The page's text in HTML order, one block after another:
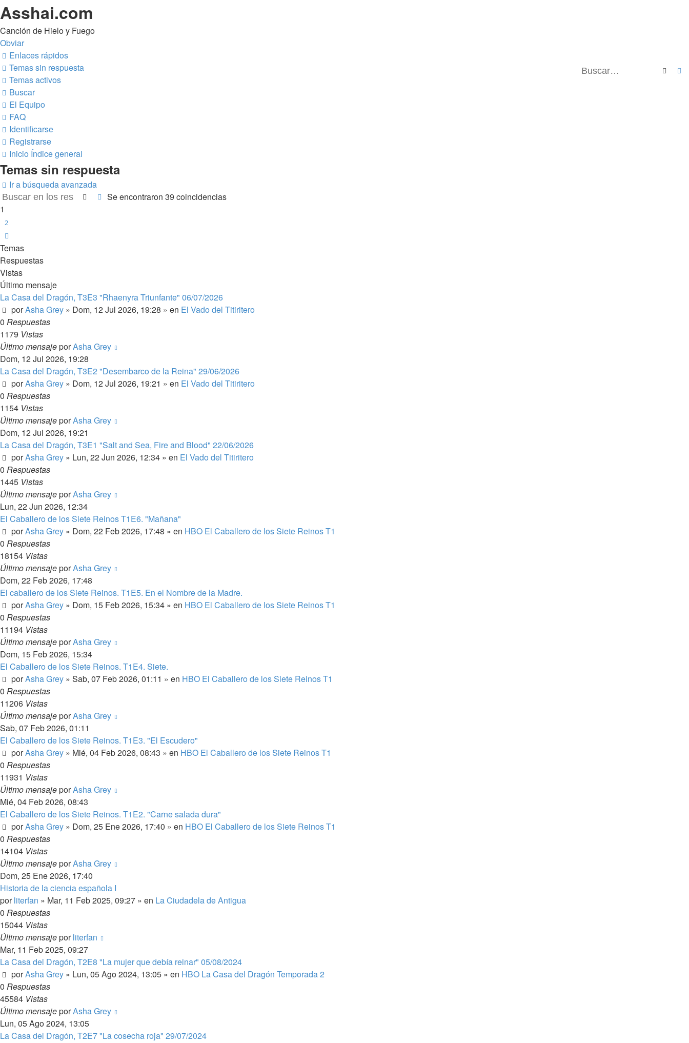
Asshai.com
Canción de Hielo y Fuego
Obviar
Buscar
Enlaces rápidos
Temas sin respuesta
Temas activos
Buscar
El Equipo
FAQ
Identificarse
Registrarse
Inicio Índice general
Temas sin respuesta
Ir a búsqueda avanzada
BuscarBúsqueda avanzada
Se encontraron 39 coincidencias
1
2
Temas
Respuestas
Vistas
Último mensaje
La Casa del Dragón, T3E3 "Rhaenyra Triunfante" 06/07/2026
porAsha Grey » Dom, 12 Jul 2026, 19:28 » en El Vado del Titiritero
0 Respuestas
1179 Vistas
Último mensajeporAsha Grey
Dom, 12 Jul 2026, 19:28
La Casa del Dragón, T3E2 "Desembarco de la Reina" 29/06/2026
porAsha Grey » Dom, 12 Jul 2026, 19:21 » en El Vado del Titiritero
0 Respuestas
1154 Vistas
Último mensajeporAsha Grey
Dom, 12 Jul 2026, 19:21
La Casa del Dragón, T3E1 "Salt and Sea, Fire and Blood" 22/06/2026
porAsha Grey » Lun, 22 Jun 2026, 12:34 » en El Vado del Titiritero
0 Respuestas
1445 Vistas
Último mensajeporAsha Grey
Lun, 22 Jun 2026, 12:34
El Caballero de los Siete Reinos T1E6. "Mañana"
porAsha Grey » Dom, 22 Feb 2026, 17:48 » en HBO El Caballero de los Siete Reinos T1
0 Respuestas
18154 Vistas
Último mensajeporAsha Grey
Dom, 22 Feb 2026, 17:48
El caballero de los Siete Reinos. T1E5. En el Nombre de la Madre.
porAsha Grey » Dom, 15 Feb 2026, 15:34 » en HBO El Caballero de los Siete Reinos T1
0 Respuestas
11194 Vistas
Último mensajeporAsha Grey
Dom, 15 Feb 2026, 15:34
El Caballero de los Siete Reinos. T1E4. Siete.
porAsha Grey » Sab, 07 Feb 2026, 01:11 » en HBO El Caballero de los Siete Reinos T1
0 Respuestas
11206 Vistas
Último mensajeporAsha Grey
Sab, 07 Feb 2026, 01:11
El Caballero de los Siete Reinos. T1E3. "El Escudero"
porAsha Grey » Mié, 04 Feb 2026, 08:43 » en HBO El Caballero de los Siete Reinos T1
0 Respuestas
11931 Vistas
Último mensajeporAsha Grey
Mié, 04 Feb 2026, 08:43
El Caballero de los Siete Reinos. T1E2. "Carne salada dura"
porAsha Grey » Dom, 25 Ene 2026, 17:40 » en HBO El Caballero de los Siete Reinos T1
0 Respuestas
14104 Vistas
Último mensajeporAsha Grey
Dom, 25 Ene 2026, 17:40
Historia de la ciencia española I
porliterfan » Mar, 11 Feb 2025, 09:27 » en La Ciudadela de Antigua
0 Respuestas
15044 Vistas
Último mensajeporliterfan
Mar, 11 Feb 2025, 09:27
La Casa del Dragón, T2E8 "La mujer que debía reinar" 05/08/2024
porAsha Grey » Lun, 05 Ago 2024, 13:05 » en HBO La Casa del Dragón Temporada 2
0 Respuestas
45584 Vistas
Último mensajeporAsha Grey
Lun, 05 Ago 2024, 13:05
La Casa del Dragón, T2E7 "La cosecha roja" 29/07/2024